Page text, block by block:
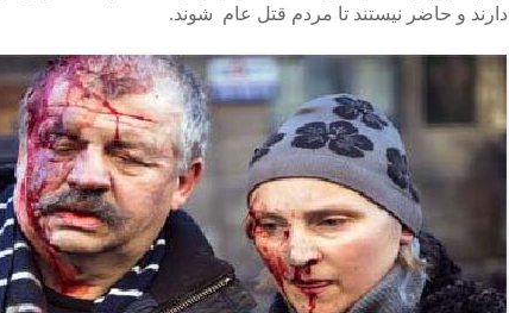
دارند و حاضر نیستند تا مردم قتل عام شوند.